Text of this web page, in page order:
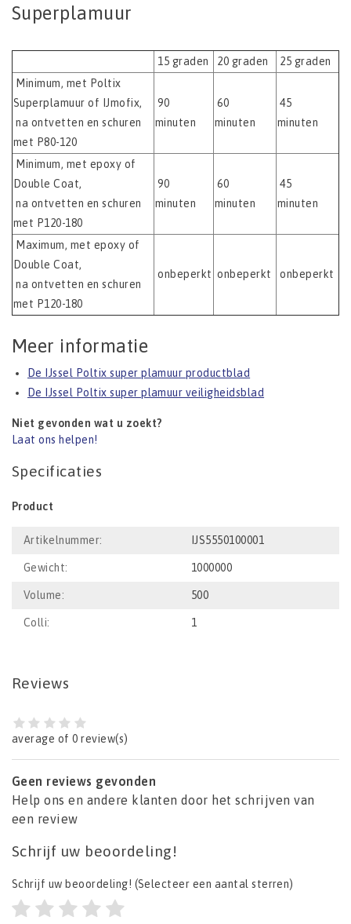
Superplamuur
15 graden 20 graden
25 graden
Minimum, met Poltix
Superplamuur of IJmofix,
na ontvetten en schuren
met P80-120
90
minuten
60
minuten
45
minuten
Minimum, met epoxy of
Double Coat,
na ontvetten en schuren
met P120-180
90
minuten
60
minuten
45
minuten
Maximum, met epoxy of
Double Coat,
na ontvetten en schuren
met P120-180
onbeperkt onbeperkt onbeperkt
Meer informatie
De IJssel Poltix super plamuur productblad
De IJssel Poltix super plamuur veiligheidsblad
Niet gevonden wat u zoekt?
Laat ons helpen!
Specificaties
Product
Artikelnummer: IJS5550100001
Gewicht: 1000000
Volume: 500
Colli: 1
Reviews
average of 0 review(s)
Geen reviews gevonden
Help ons en andere klanten door het schrijven van
een review
Schrijf uw beoordeling!
Schrijf uw beoordeling! (Selecteer een aantal sterren)